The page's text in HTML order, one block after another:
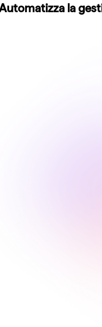
la